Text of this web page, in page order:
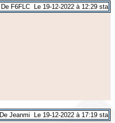
De F6FLC Le 19-12-2022 à 12:29 sta
De Jeanmi Le 19-12-2022 à 17:19 sta